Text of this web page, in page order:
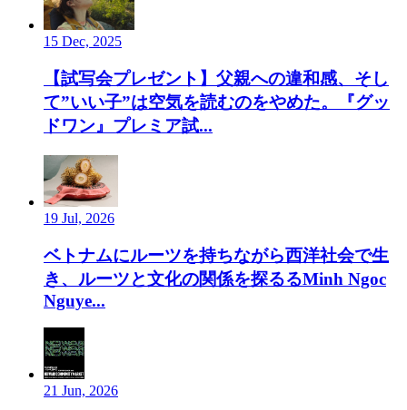
15 Dec, 2025
【試写会プレゼント】父親への違和感、そし
て”いい子”は空気を読むのをやめた。『グッ
ドワン』プレミア試...
19 Jul, 2026
ベトナムにルーツを持ちながら西洋社会で生
き、ルーツと文化の関係を探るるMinh Ngoc
Nguye...
21 Jun, 2026